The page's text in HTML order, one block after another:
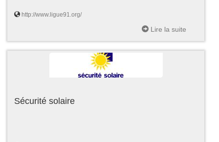
http://www.ligue91.org/
Lire la suite
Sécurité solaire